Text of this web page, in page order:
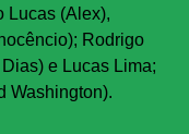
Lucas (Alex),
Rodrigo
e Lucas Lima;
Washington).